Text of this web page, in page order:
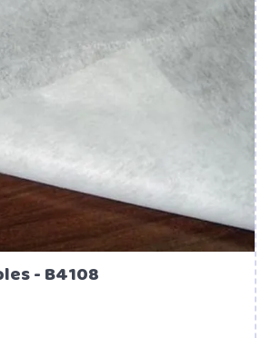
- B4108